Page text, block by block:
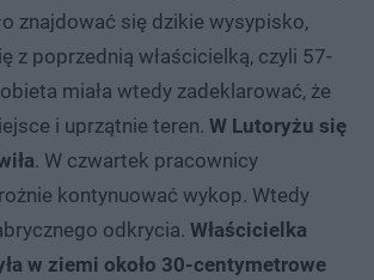
znajdować się dzikie wysypisko,
z poprzednią właścicielką, czyli 57-
miała wtedy zadeklarować, że
i uprzątnie teren. W Lutoryżu się
. W czwartek pracownicy
kontynuować wykop. Wtedy
odkrycia. Właścicielka
w ziemi około 30-centymetrowe